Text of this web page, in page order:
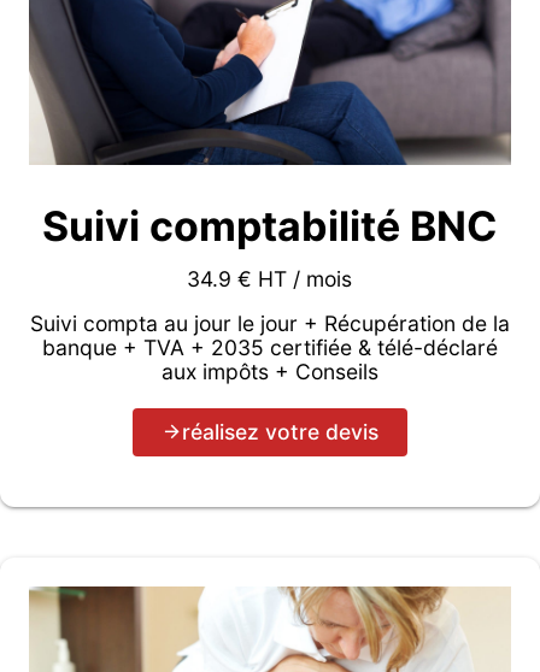
Suivi comptabilité BNC
34.9 € HT / mois
Suivi compta au jour le jour + Récupération de la
banque + TVA + 2035 certifiée & télé-déclaré
aux impôts + Conseils
réalisez votre devis